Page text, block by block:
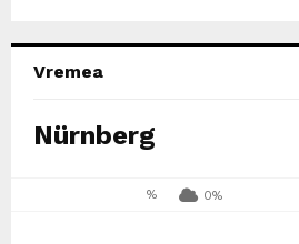
Vremea
Nürnberg
% 0%